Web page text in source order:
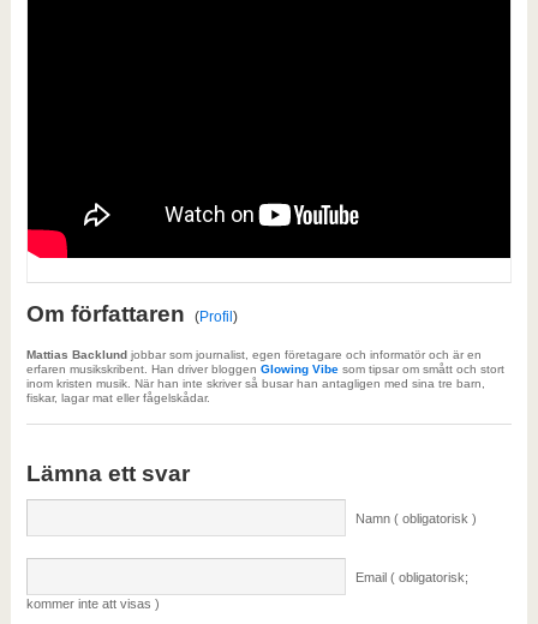
Om författaren (Profil )
Mattias Backlundjobbar som journalist, egen företagare och informatör och är en
erfaren musikskribent. Han driver bloggen Glowing Vibesom tipsar om smått och stort
inom kristen musik. När han inte skriver så busar han antagligen med sina tre barn,
fiskar, lagar mat eller fågelskådar.
Lämna ett svar
Namn ( obligatorisk )
Email ( obligatorisk;
kommer inte att visas )